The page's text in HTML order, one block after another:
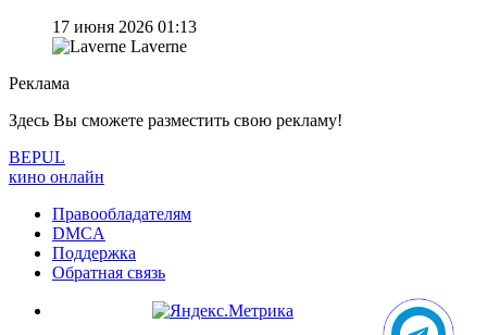
17 июня 2026 01:13
Laverne
Реклама
Здесь Вы сможете разместить свою рекламу!
BEPUL
кино онлайн
Правообладателям
DMCA
Поддержка
Обратная связь